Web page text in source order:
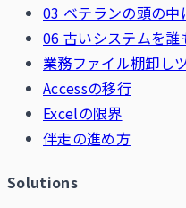
03 ベテランの頭の中
06 古いシステムを誰
業務ファイル棚卸し
Accessの移行
Excelの限界
伴走の進め方
Solutions